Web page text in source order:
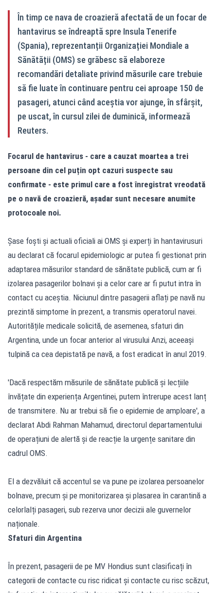
În timp ce nava de croazieră afectată de un focar de
hantavirus se îndreaptă spre Insula Tenerife
(Spania), reprezentanții Organizației Mondiale a
Sănătății (OMS) se grăbesc să elaboreze
recomandări detaliate privind măsurile care trebuie
să fie luate în continuare pentru cei aproape 150 de
pasageri, atunci când aceștia vor ajunge, în sfârșit,
pe uscat, în cursul zilei de duminică, informează
Reuters.
Focarul de hantavirus - care a cauzat moartea a trei
persoane din cel puțin opt cazuri suspecte sau
confirmate - este primul care a fost înregistrat vreodată
pe o navă de croazieră, așadar sunt necesare anumite
protocoale noi.
Șase foști și actuali oficiali ai OMS și experți în hantavirusuri
au declarat că focarul epidemiologic ar putea fi gestionat prin
adaptarea măsurilor standard de sănătate publică, cum ar fi
izolarea pasagerilor bolnavi și a celor care ar fi putut intra în
contact cu aceștia. Niciunul dintre pasagerii aflați pe navă nu
prezintă simptome în prezent, a transmis operatorul navei.
Autoritățile medicale solicită, de asemenea, sfaturi din
Argentina, unde un focar anterior al virusului Anzi, aceeași
tulpină ca cea depistată pe navă, a fost eradicat în anul 2019.
'Dacă respectăm măsurile de sănătate publică și lecțiile
învățate din experiența Argentinei, putem întrerupe acest lanț
de transmitere. Nu ar trebui să fie o epidemie de amploare', a
declarat Abdi Rahman Mahamud, directorul departamentului
de operațiuni de alertă și de reacție la urgențe sanitare din
cadrul OMS.
El a dezvăluit că accentul se va pune pe izolarea persoanelor
bolnave, precum și pe monitorizarea și plasarea în carantină a
celorlalți pasageri, sub rezerva unor decizii ale guvernelor
naționale.
Sfaturi din Argentina
În prezent, pasagerii de pe MV Hondius sunt clasificați în
categorii de contacte cu risc ridicat și contacte cu risc scăzut,